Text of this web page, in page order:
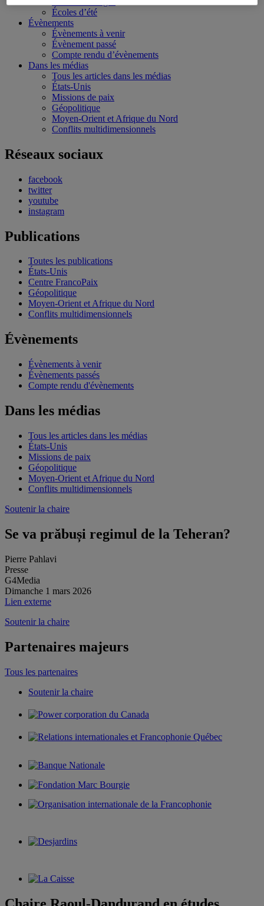
Écoles d’été
Évènements
Évènements à venir
Évènement passé
Compte rendu d’évènements
Dans les médias
Tous les articles dans les médias
États-Unis
Missions de paix
Géopolitique
Moyen-Orient et Afrique du Nord
Conflits multidimensionnels
Réseaux sociaux
facebook
twitter
youtube
instagram
Publications
Toutes les publications
États-Unis
Centre FrancoPaix
Géopolitique
Moyen-Orient et Afrique du Nord
Conflits multidimensionnels
Évènements
Évènements à venir
Évènements passés
Compte rendu d'évènements
Dans les médias
Tous les articles dans les médias
États-Unis
Missions de paix
Géopolitique
Moyen-Orient et Afrique du Nord
Conflits multidimensionnels
Soutenir la chaire
Se va prăbuși regimul de la Teheran?
Pierre Pahlavi
Presse
G4Media
Dimanche 1 mars 2026
Lien externe
Soutenir la chaire
Partenaires majeurs
Tous les partenaires
Soutenir la chaire